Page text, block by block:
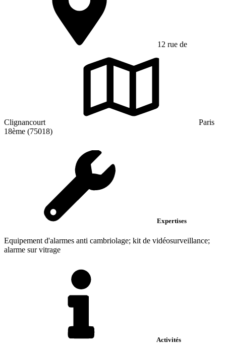
12 rue de
Clignancourt
Paris
18ème (75018)
Expertises
Equipement d'alarmes anti cambriolage; kit de vidéosurveillance;
alarme sur vitrage
Activités